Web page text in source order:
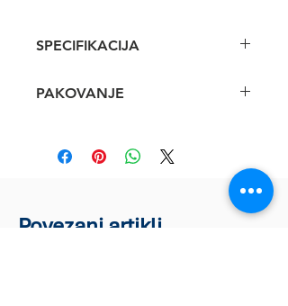
SPECIFIKACIJA
PAKOVANJE
Povezani artikli